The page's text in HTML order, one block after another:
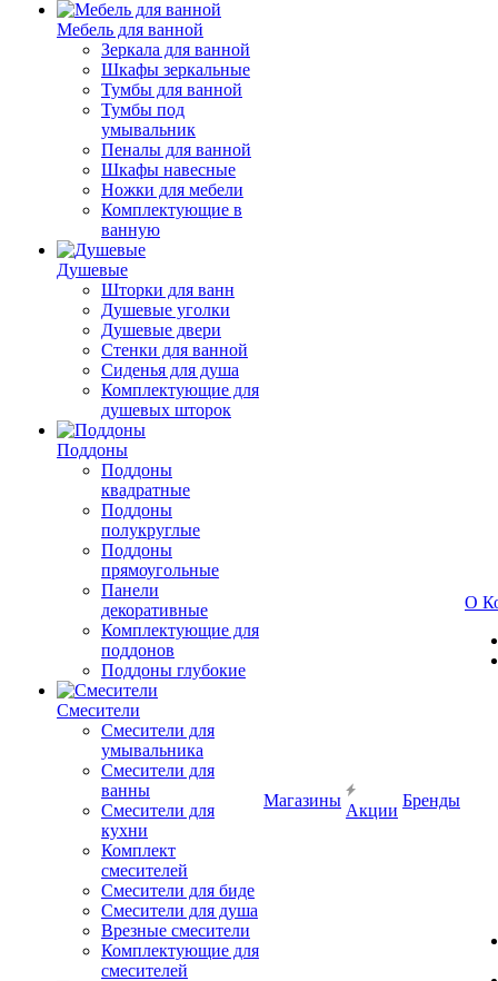
Мебель для ванной
Зеркала для ванной
Шкафы зеркальные
Тумбы для ванной
Тумбы под
умывальник
Пеналы для ванной
Шкафы навесные
Ножки для мебели
Комплектующие в
ванную
Душевые
Шторки для ванн
Душевые уголки
Душевые двери
Стенки для ванной
Сиденья для душа
Комплектующие для
душевых шторок
Поддоны
Поддоны
квадратные
Поддоны
полукруглые
Поддоны
прямоугольные
Панели
декоративные
Комплектующие для
поддонов
Поддоны глубокие
Смесители
Смесители для
умывальника
Смесители для
ванны
Смесители для
кухни
Комплект
смесителей
Смесители для биде
Смесители для душа
Врезные смесители
Комплектующие для
смесителей
Магазины
Акции
Бренды
О